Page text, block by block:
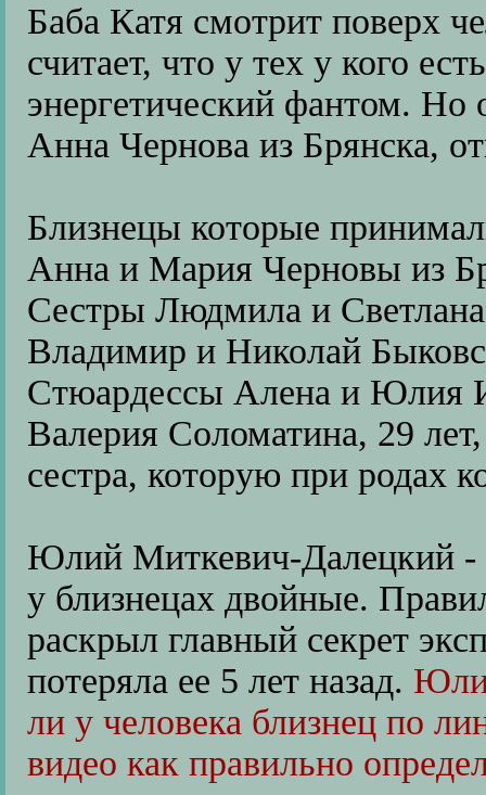
Баба Катя смотрит поверх
считает, что у тех у кого
энергетический фантом. Но
Анна Чернова из Брянска,
Близнецы которые
Анна и Мария Черновы из
Сестры Людмила и
Владимир и Николай
Стюардессы Алена и Юлия
Валерия Соломатина, 29
сестра, которую при родах
Юлий Миткевич-Далецкий -
у близнецах двойные.
раскрыл главный секрет
потеряла ее 5 лет назад.
ли у человека близнец по
видео как правильно